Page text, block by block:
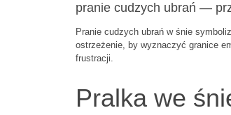
pranie cudzych ubrań —
Pranie cudzych ubrań w śnie
ostrzeżenie, by wyznaczyć granice
frustracji.
Pralka we